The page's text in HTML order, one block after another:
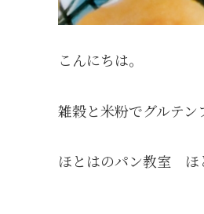
こんにちは。
雑穀と米粉でグルテ
ほとはのパン教室 ほ